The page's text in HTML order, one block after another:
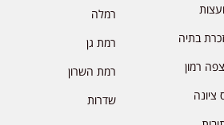
בתיה
רמון
ציונה
רמלה
רמת גן
רמת השרון
שדרות